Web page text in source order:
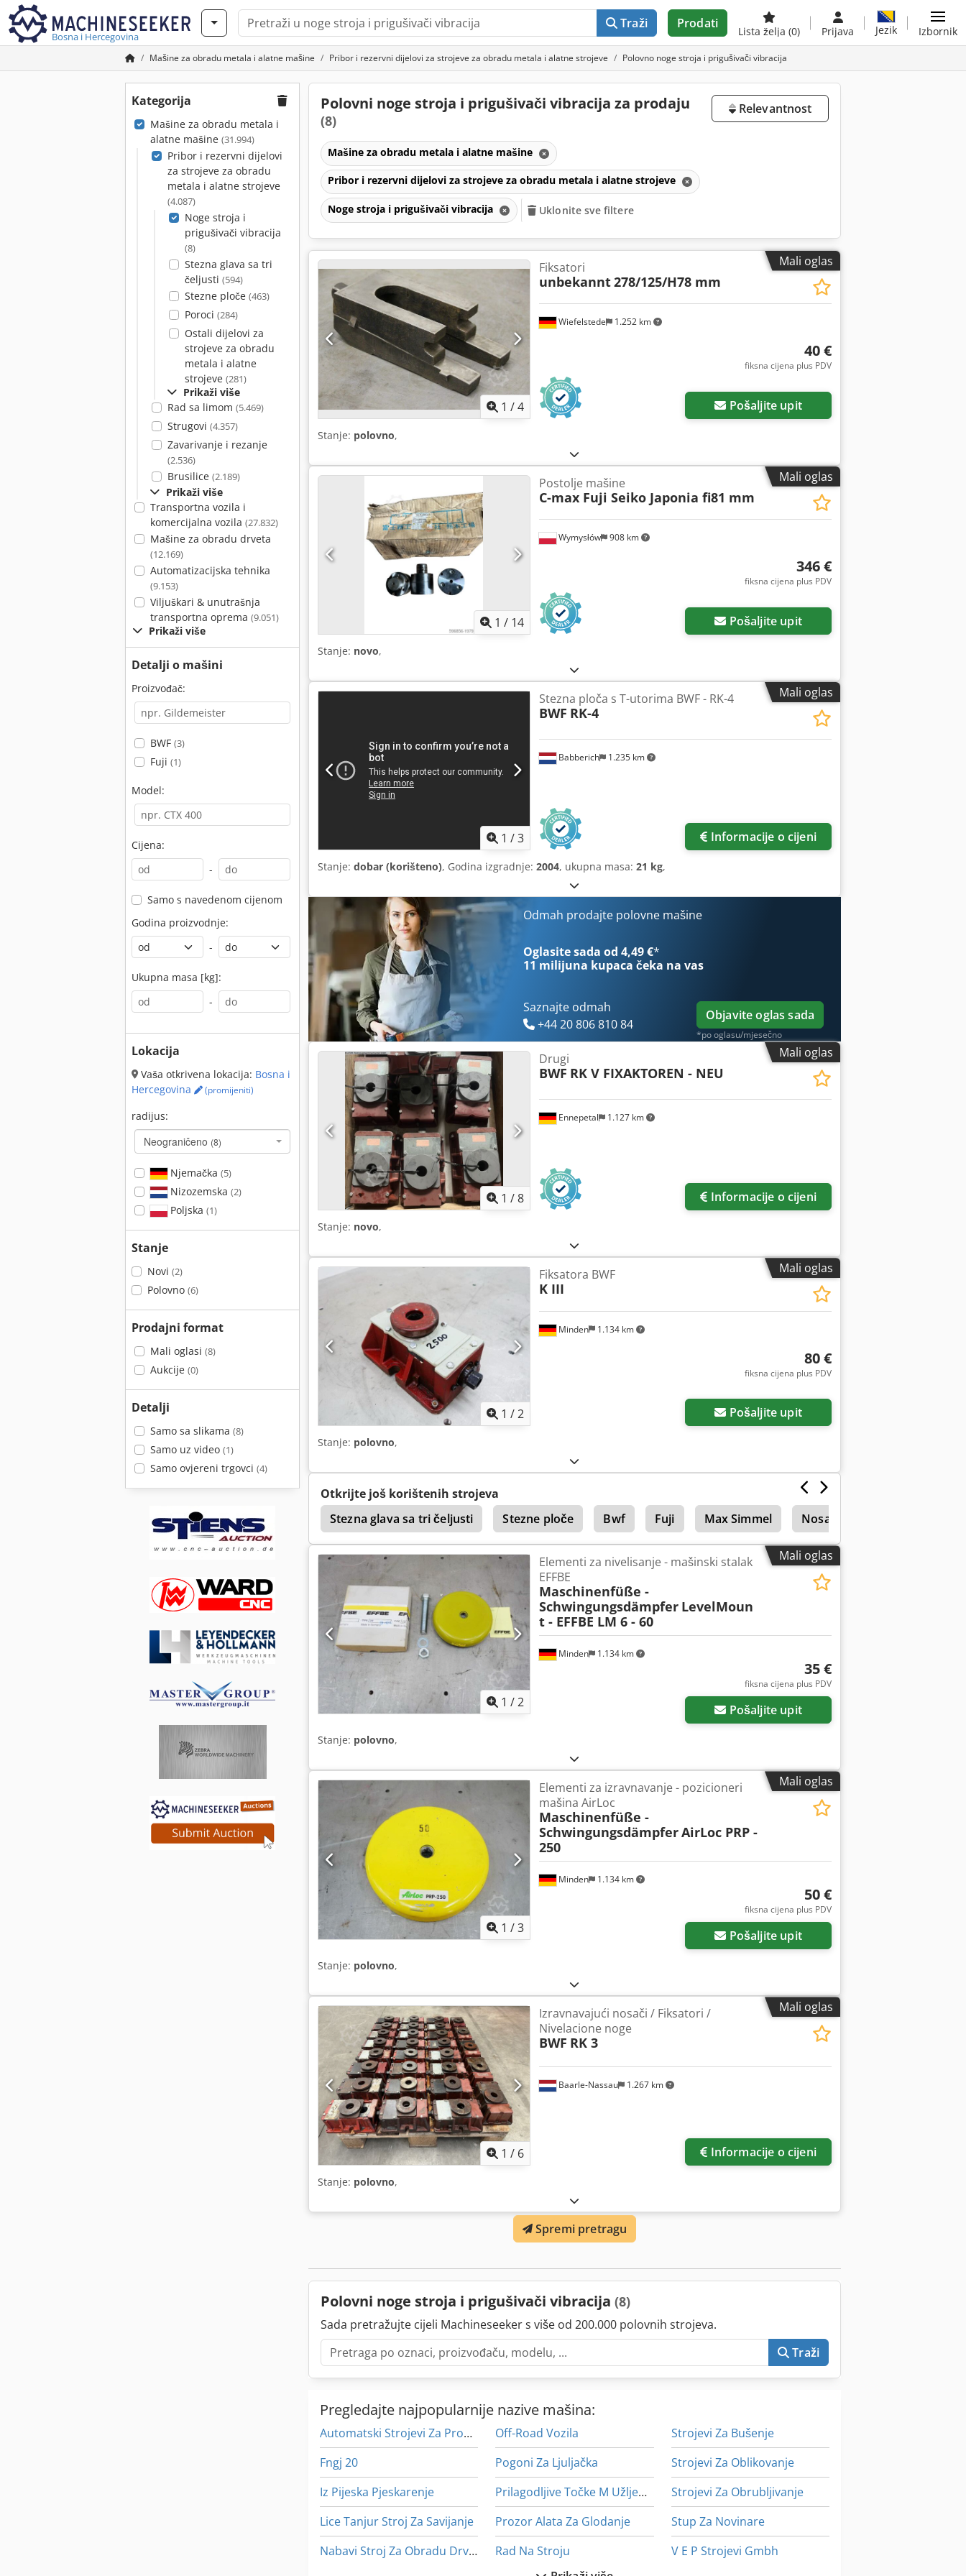
Bosna i Hercegovina
Traži Prodati
Lista želja (0) Prijava Jezik Izbornik
Mašine za obradu metala i alatne mašine Pribor i rezervni dijelovi za strojeve za obradu metala i alatne strojeve Polovno noge stroja i prigušivači vibracija
Kategorija
Mašine za obradu metala i
alatne mašine (31.994)
Pribor i rezervni dijelovi
za strojeve za obradu
metala i alatne strojeve
(4.087)
Noge stroja i
prigušivači vibracija
(8)
Stezna glava sa tri
čeljusti (594)
Stezne ploče (463)
Poroci (284)
Ostali dijelovi za
strojeve za obradu
metala i alatne
strojeve (281)
Prikaži više
Rad sa limom (5.469)
Strugovi (4.357)
Zavarivanje i rezanje
(2.536)
Brusilice (2.189)
Prikaži više
Transportna vozila i
komercijalna vozila (27.832)
Mašine za obradu drveta
(12.169)
Automatizacijska tehnika
(9.153)
Viljuškari & unutrašnja
transportna oprema (9.051)
Prikaži više
Detalji o mašini
Proizvođač:
BWF (3)
Fuji (1)
Model:
Cijena:
-
Samo s navedenom cijenom
Godina proizvodnje:
-
Ukupna masa [kg]:
-
Lokacija
Vaša otkrivena lokacija: Bosna i
Hercegovina
(promijeniti)
radijus:
Neograničeno (8)
Njemačka (5)
Nizozemska (2)
Poljska (1)
Stanje
Novi (2)
Polovno (6)
Prodajni format
Mali oglasi (8)
Aukcije (0)
Detalji
Samo sa slikama (8)
Samo uz video (1)
Samo ovjereni trgovci (4)
Polovni noge stroja i prigušivači vibracija za prodaju
(8)
Relevantnost
Mašine za obradu metala i alatne mašine
Pribor i rezervni dijelovi za strojeve za obradu metala i alatne strojeve
Noge stroja i prigušivači vibracija Uklonite sve filtere
Mali oglas
1 /4
Wiefelstede 1.252 km
Fiksatori
unbekannt278/125/H78 mm
40 €
fiksna cijena plus PDV
Pošaljite upit
Stanje: polovno,
Mali oglas
1 / 14
Wymysłów 908 km
Postolje mašine
C-max Fuji Seiko Japonia fi81 mm
346 €
fiksna cijena plus PDV
Pošaljite upit
Stanje: novo,
Mali oglas
1 /3
Babberich 1.235 km
Stezna ploča s T-utorima BWF - RK-4
BWF RK-4
Informacije o cijeni
Stanje: dobar (korišteno), Godina izgradnje: 2004, ukupna masa: 21 kg,
Odmah prodajte polovne mašine
Oglasite sada od 4,49 €*
11 milijuna kupaca čeka na vas
Saznajte odmah
+44 20 806 810 84
Objavite oglas sada
*po oglasu/mjesečno
Mali oglas
1 /8
Ennepetal 1.127 km
Drugi
BWF RK V FIXAKTOREN - NEU
Informacije o cijeni
Stanje: novo,
Mali oglas
Zatražite još slika
1 /2
Minden 1.134 km
Fiksatora BWF
K III
80 €
fiksna cijena plus PDV
Pošaljite upit
Stanje: polovno,
Otkrijte još korištenih strojeva
Stezna glava sa tri čeljusti
Stezne ploče Bwf Fuji Max Simmel Nosači
Postolje C Poklopac
Mali oglas
Zatražite još slika
1 /2
Minden 1.134 km
Elementi za nivelisanje - mašinski stalak
EFFBE
Maschinenfüße -
Schwingungsdämpfer LevelMoun
t - EFFBE LM 6 - 60
35 €
fiksna cijena plus PDV
Pošaljite upit
Stanje: polovno,
Mali oglas
1 /3
Minden 1.134 km
Elementi za izravnavanje - pozicioneri
mašina AirLoc
Maschinenfüße -
SchwingungsdämpferAirLoc PRP -
250
50 €
fiksna cijena plus PDV
Pošaljite upit
Stanje: polovno,
Mali oglas
1 / 6
Baarle-Nassau 1.267 km
Izravnavajući nosači / Fiksatori /
Nivelacione noge
BWF RK 3
Informacije o cijeni
Stanje: polovno,
Spremi pretragu
Polovni noge stroja i prigušivači vibracija (8)
Sada pretražujte cijeli Machineseeker s više od 200.000 polovnih strojeva.
Traži
Pregledajte najpopularnije nazive mašina:
Automatski Strojevi Za Probijanje
Fngj 20
Iz Pijeska Pjeskarenje
Lice Tanjur Stroj Za Savijanje
Nabavi Stroj Za Obradu Drveta
Off-Road Vozila
Pogoni Za Ljuljačka
Prilagodljive Točke M Užljebine Mlinovi
Prozor Alata Za Glodanje
Rad Na Stroju
Strojevi Za Bušenje
Strojevi Za Oblikovanje
Strojevi Za Obrubljivanje
Stup Za Novinare
V E P Strojevi Gmbh